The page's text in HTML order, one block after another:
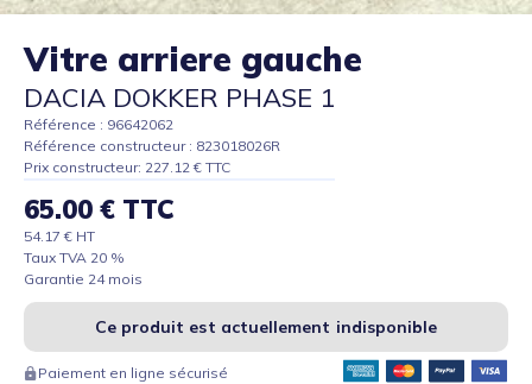
Vitre arriere gauche
DACIA DOKKER PHASE 1
Référence : 96642062
Référence constructeur : 823018026R
Prix constructeur: 227.12 € TTC
65.00 € TTC
54.17 € HT
Taux TVA 20 %
Garantie 24 mois
Ce produit est actuellement indisponible
Paiement en ligne sécurisé